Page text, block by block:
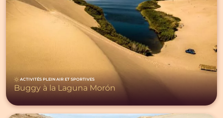
ACTIVITÉS PLEIN AIR ET SPORTIVES
Buggy à la Laguna Morón